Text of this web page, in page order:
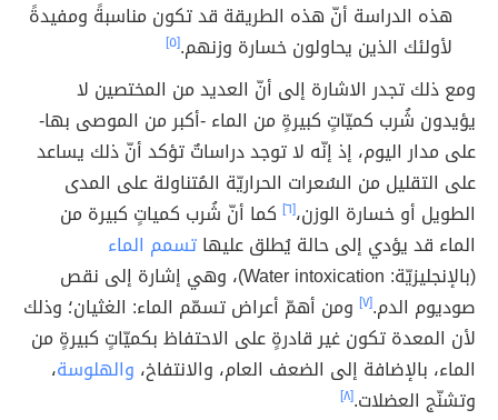
هذه الدراسة أنّ هذه الطريقة قد تكون مناسبةً ومفيدةً
لأولئك الذين يحاولون خسارة وزنهم.[٥]
ومع ذلك تجدر الاشارة إلى أنّ العديد من المختصين لا
يؤيدون شُرب كميّاتٍ كبيرةٍ من الماء -أكبر من الموصى بها-
على مدار اليوم، إذ إنّه لا توجد دراساتٌ تؤكد أنّ ذلك يساعد
على التقليل من السُعرات الحراريّة المُتناولة على المدى
الطويل أو خسارة الوزن،[٦]
كما أنّ شُرب كمياتٍ كبيرة من
الماء قد يؤدي إلى حالة يُطلق عليهاتسمم الماء
(بالإنجليزيّة: Water intoxication)، وهي إشارة إلى نقص
صوديوم الدم.[٧]
ومن أهمّ أعراض تسمّم الماء: الغثيان؛ وذلك
لأن المعدة تكون غير قادرةٍ على الاحتفاظ بكميّاتٍ كبيرةٍ من
الماء، بالإضافة إلى الضعف العام، والانتفاخ، والهلوسة،
وتشنّج العضلات.[٨]